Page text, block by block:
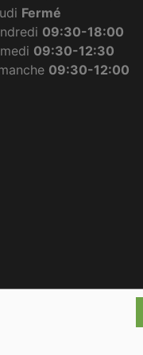
Fermé
09:30-18:00
09:30-12:30
09:30-12:00